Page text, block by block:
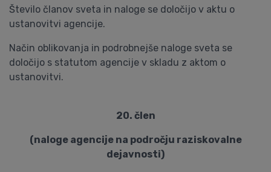
Število članov sveta in naloge se določijo v aktu o
ustanovitvi agencije.
Način oblikovanja in podrobnejše naloge sveta se
določijo s statutom agencije v skladu z aktom o
ustanovitvi.
20. člen
(naloge agencije na področju raziskovalne
dejavnosti)